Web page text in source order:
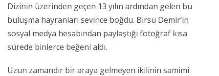
Dizinin üzerinden geçen 13 yılın ardından gelen bu
buluşma hayranları sevince boğdu. Birsu Demir’in
sosyal medya hesabından paylaştığı fotoğraf kısa
sürede binlerce beğeni aldı.
Uzun zamandır bir araya gelmeyen ikilinin samimi